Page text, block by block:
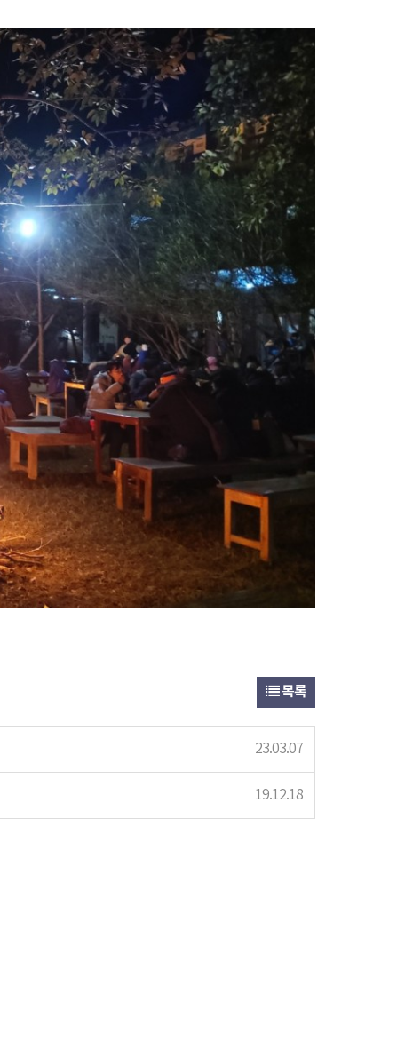
목록
23.03.07
19.12.18